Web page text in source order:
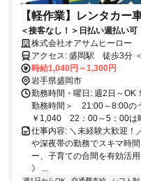
【軽作業】レンタカー
＜接客なし！＞日払い週払い
わないカンタン洗車♪
株式会社オアサムヒーロー
時給1,040円～1,300円
岩手県盛岡市
勤務時間・曜日: 週2日～
勤務時間＞ 21:00～8:00の
￥1,040 22：00～5：00は
仕事内容: ＼未経験大歓迎！
や深夜帯の勤務でスキマ時
ー、子育ての合間を有効活
》 ...